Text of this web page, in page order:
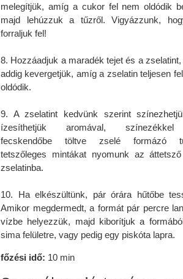
melegítjük, amíg a cukor fel nem oldódik
majd lehúzzuk a tűzről. Vigyázzunk,
forraljuk fel!
8. Hozzáadjuk a maradék tejet és a
addig kevergetjük, amíg a zselatin teljesen
oldódik.
9. A zselatint kedvünk szerint
ízesíthetjük aromával,
fecskendőbe töltve zselé formázó
tetszőleges mintákat nyomunk az
zselatinba.
10. Ha elkészültünk, pár órára hűtőbe
Amikor megdermedt, a formát pár percre
vízbe helyezzük, majd kiborítjuk a
sima felületre, vagy pedig egy piskóta lapra.
főzési idő: 10 min